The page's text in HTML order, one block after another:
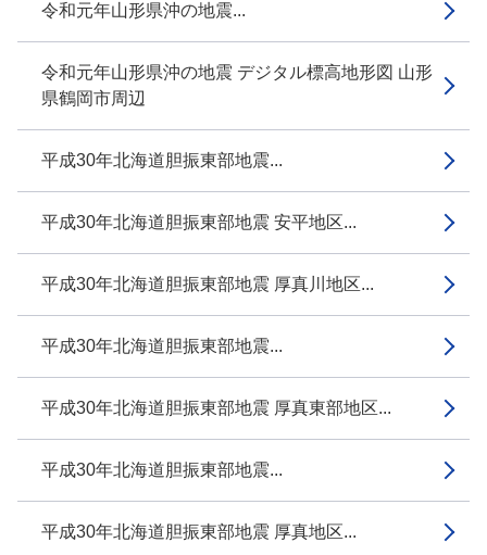
令和元年山形県沖の地震...
令和元年山形県沖の地震 デジタル標高地形図 山形
県鶴岡市周辺
平成30年北海道胆振東部地震...
平成30年北海道胆振東部地震 安平地区...
平成30年北海道胆振東部地震 厚真川地区...
平成30年北海道胆振東部地震...
平成30年北海道胆振東部地震 厚真東部地区...
平成30年北海道胆振東部地震...
平成30年北海道胆振東部地震 厚真地区...